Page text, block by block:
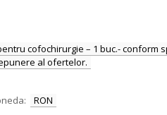
cofochirurgie – 1 buc.-
al ofertelor.
RON